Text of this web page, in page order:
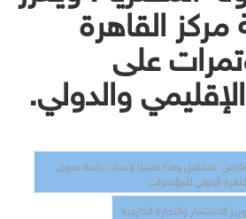
القاهرة
على
والدولي.
تستقبل وفدًا صينيًا لإعداد دراسة جدوى
الدولي للمؤتمرات
الاستثمار والتجارة الخارجية